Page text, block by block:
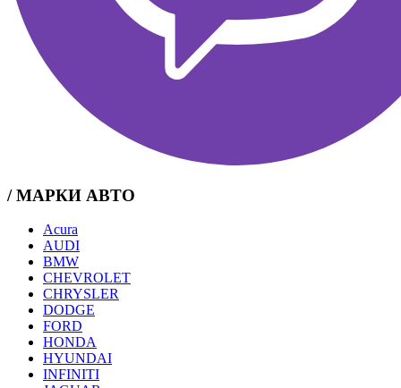
/ МАРКИ АВТО
Acura
AUDI
BMW
CHEVROLET
CHRYSLER
DODGE
FORD
HONDA
HYUNDAI
INFINITI